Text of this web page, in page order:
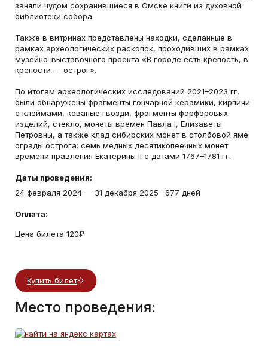
заняли чудом сохранившиеся в Омске книги из духовной
библиотеки собора.
Также в витринах представлены находки, сделанные в
рамках археологических раскопок, проходивших в рамках
музейно-выставочного проекта «В городе есть крепость, в
крепости — острог».
По итогам археологических исследований 2021–2023 гг.
были обнаружены фрагменты гончарной керамики, кирпичи
с клеймами, кованые гвозди, фрагменты фарфоровых
изделий, стекло, монеты времен Павла I, Елизаветы
Петровны, а также клад сибирских монет в столбовой яме
ограды острога: семь медных десятикопеечных монет
времени правления Екатерины II с датами 1767–1781 гг.
Даты проведения:
24 февраля 2024 — 31 декабря 2025 · 677 дней
Оплата:
Цена билета 120₽
Купить билет
Место проведения: